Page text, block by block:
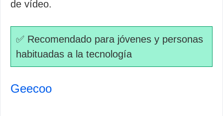
de vídeo.
✅ Recomendado para jóvenes y personas
habituadas a la tecnología
Geecoo